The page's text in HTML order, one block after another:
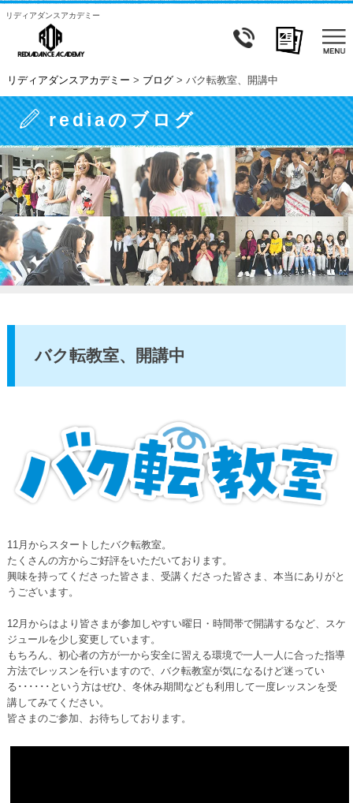
リディアダンスアカデミー
リディアダンスアカデミー > ブログ> バク転教室、開講中
rediaのブログ
バク転教室、開講中
11月からスタートしたバク転教室。
たくさんの方からご好評をいただいております。
興味を持ってくださった皆さま、受講くださった皆さま、本当にありがと
うございます。
12月からはより皆さまが参加しやすい曜日・時間帯で開講するなど、スケ
ジュールを少し変更しています。
もちろん、初心者の方が一から安全に習える環境で一人一人に合った指導
方法でレッスンを行いますので、バク転教室が気になるけど迷ってい
る･･････という方はぜひ、冬休み期間なども利用して一度レッスンを受
講してみてください。
皆さまのご参加、お待ちしております。